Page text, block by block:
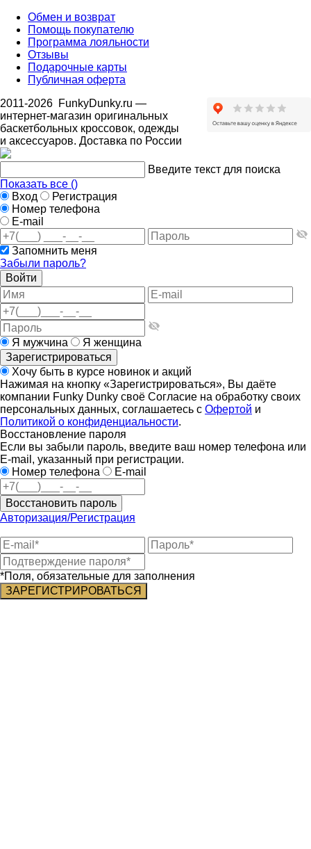
Обмен и возврат
Помощь покупателю
Программа лояльности
Отзывы
Подарочные карты
Публичная оферта
2011-2026 FunkyDunky.ru —
интернет-магазин оригинальных
баскетбольных кроссовок, одежды
и аксессуаров. Доставка по России
Введите текст для поиска
Показать все ()
Вход
Регистрация
Номер телефона
E-mail
Запомнить меня
Забыли пароль?
Войти
Я мужчина
Я женщина
Зарегистрироваться
Хочу быть в курсе новинок и акций
Нажимая на кнопку «Зарегистрироваться», Вы даёте
компании Funky Dunky своё Согласие на обработку своих
персональных данных, соглашаетесь с Офертой и
Политикой о конфиденциальности.
Восстановление пароля
Если вы забыли пароль, введите ваш номер телефона или
E-mail, указанный при регистрации.
Номер телефона
E-mail
Восстановить пароль
Авторизация/Регистрация
*Поля, обязательные для заполнения